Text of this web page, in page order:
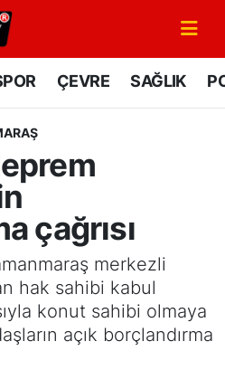
ÇEVRE SAĞLIK
çağrısı
merkezli
hak sahibi kabul
konut sahibi olmaya
açık borçlandırma
Haritası
ve Fikstür